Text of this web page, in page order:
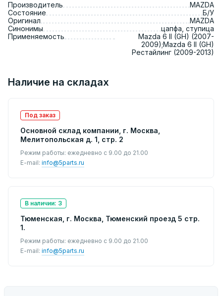
Производитель
MAZDA
Состояние
Б/У
Оригинал
MAZDA
Синонимы
цапфа, ступица
Применяемость
Mazda 6 II (GH) (2007-
2009);Mazda 6 II (GH)
Рестайлинг (2009-2013)
Наличие на складах
Под заказ
Основной склад компании, г. Москва,
Мелитопольская д. 1, стр. 2
Режим работы: ежедневно с 9.00 до 21.00
E-mail: info@5parts.ru
В наличии: 3
Тюменская, г. Москва, Тюменский проезд 5 стр.
1.
Режим работы: ежедневно с 9.00 до 21.00
E-mail: info@5parts.ru